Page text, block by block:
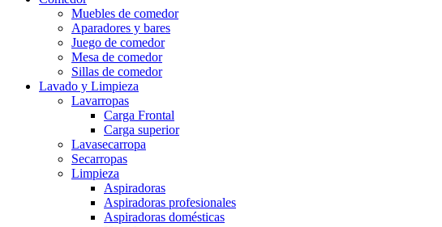
Muebles de comedor
Aparadores y bares
Juego de comedor
Mesa de comedor
Sillas de comedor
Lavado y Limpieza
Lavarropas
Carga Frontal
Carga superior
Lavasecarropa
Secarropas
Limpieza
Aspiradoras
Aspiradoras profesionales
Aspiradoras domésticas